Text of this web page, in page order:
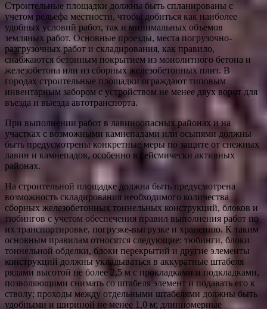
Строительные площадки должны быть спланированы с
учетом рельефа местности, чтобы добиться как наиболее
удобных условий работ, так и минимальных объемов
земляных работ. Основные проезды, места погрузочно-
разгрузочных работ и складирования, как правило,
снабжаются бетонным покрытием из монолитного бетона и
железобетона или из сборных железобетонных плит. В
городах строительные площадки ограждают типовым
инвентарным забором с устройством не менее двух ворот для
въезда и выезда автотранспорта.
При выполнении работ в лавиноопасных районах и на
участках с возможными камнепадами или осыпями должны
быть предусмотрены конкретные меры по защите от снежных
лавин и камнепадов, особенно в сейсмически активных
районах.
На строительной площадке должна быть предусмотрена
возможность складирования необходимого количества
сборных железобетонных тоннельных конструкций, блоков и
тюбингов с учетом обеспечения правил выполнения работ по
их транспортировке, погрузке-выгрузке и хранению. К таким
основным правилам относятся следующие: тюбинги, блоки
тоннельной обделки, блоки перекрытий и другие элементы
конструкций должны укладываться в аккуратные штабеля
рядами высотой не более 2,5 м с прокладками и подкладками,
позволяющими снимать со штабеля элемент и подавать его к
стволу; проходы между отдельными штабелями должны быть
удобными и шириной не менее 1,0 м; длинномерные